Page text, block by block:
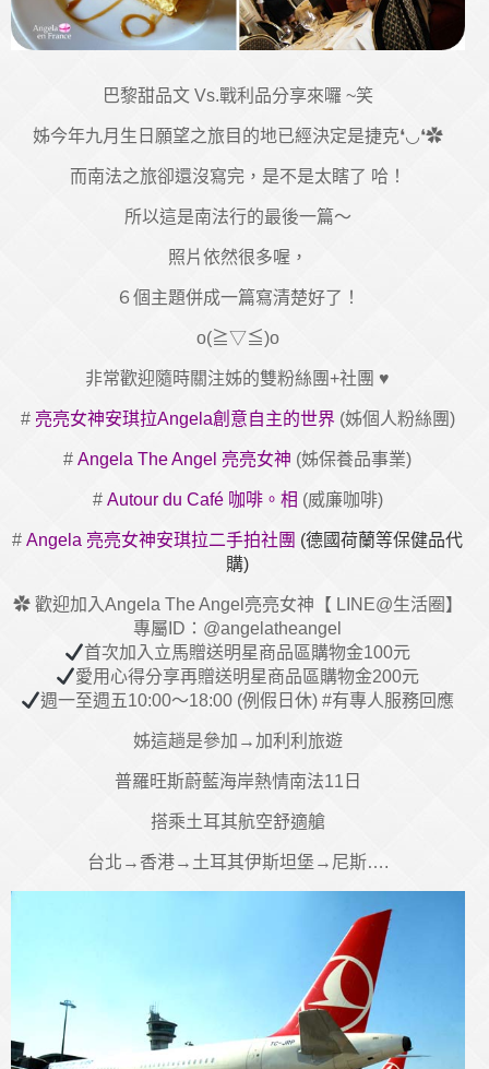
巴黎甜品文 Vs.戰利品分享來囉 ~笑
姊今年九月生日願望之旅目的地已經決定是捷克❛◡❛✿
而南法之旅卻還沒寫完，是不是太瞎了 哈！
所以這是南法行的最後一篇～
照片依然很多喔，
６個主題併成一篇寫清楚好了！
o(≧▽≦)o
非常歡迎隨時關注姊的雙粉絲團+社團 ♥
# 亮亮女神安琪拉Angela創意自主的世界 (姊個人粉絲團)
#Angela The Angel 亮亮女神 (姊保養品事業)
# Autour du Café 咖啡。相 (威廉咖啡)
#Angela 亮亮女神安琪拉二手拍社團 (德國荷蘭等保健品代
購)
✿ 歡迎加入Angela The Angel亮亮女神【 LINE@生活圈】
專屬ID：@angelatheangel
首次加入立馬贈送明星商品區購物金100元
愛用心得分享再贈送明星商品區購物金200元
週一至週五10:00～18:00 (例假日休) #有專人服務回應
姊這趟是參加→加利利旅遊
普羅旺斯蔚藍海岸熱情南法11日
搭乘土耳其航空舒適艙
台北→香港→土耳其伊斯坦堡→尼斯….